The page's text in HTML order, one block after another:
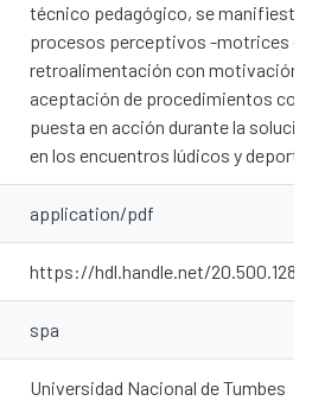
técnico pedagógico, se manifiesta
procesos perceptivos -motrices
retroalimentación con motivación
aceptación de procedimientos
puesta en acción durante la
en los encuentros lúdicos y
application/pdf
https://hdl.handle.net/
spa
Universidad Nacional de Tumbes